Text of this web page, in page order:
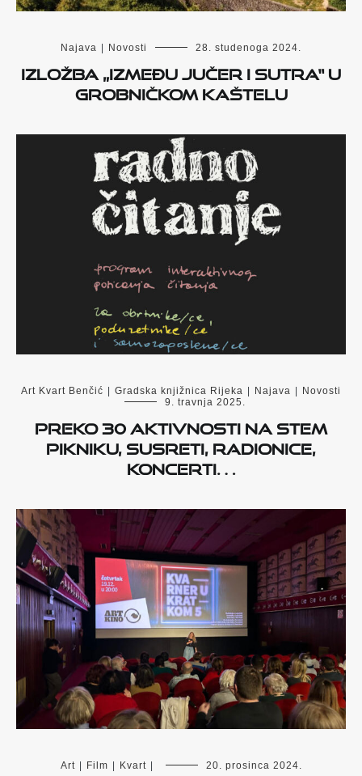
Najava Novosti 28. studenoga 2024.
Izložba „Između jučer i sutra“ u
grobničkom Kaštelu
Art Kvart Benčić Gradska knjižnica Rijeka Najava
Novosti
9. travnja 2025.
Preko 30 aktivnosti na STEM
pikniku, susreti, radionice,
koncerti…
Art Film Kvart 20. prosinca 2024.